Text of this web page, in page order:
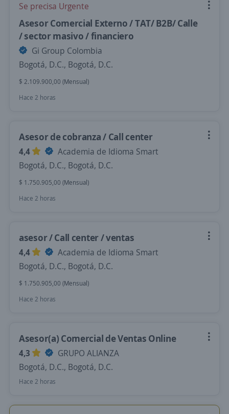
Se precisa Urgente
Asesor Comercial Externo / TAT/ B2B/ Calle
/ sector masivo / financiero
Gi Group Colombia
Bogotá, D.C., Bogotá, D.C.
$ 2.109.900,00 (Mensual)
Hace 2 horas
Asesor de cobranza / Call center
4,4
Academia de Idioma Smart
Bogotá, D.C., Bogotá, D.C.
$ 1.750.905,00 (Mensual)
Hace 2 horas
asesor / Call center / ventas
4,4
Academia de Idioma Smart
Bogotá, D.C., Bogotá, D.C.
$ 1.750.905,00 (Mensual)
Hace 2 horas
Asesor(a) Comercial de Ventas Online
4,3
GRUPO ALIANZA
Bogotá, D.C., Bogotá, D.C.
Hace 2 horas